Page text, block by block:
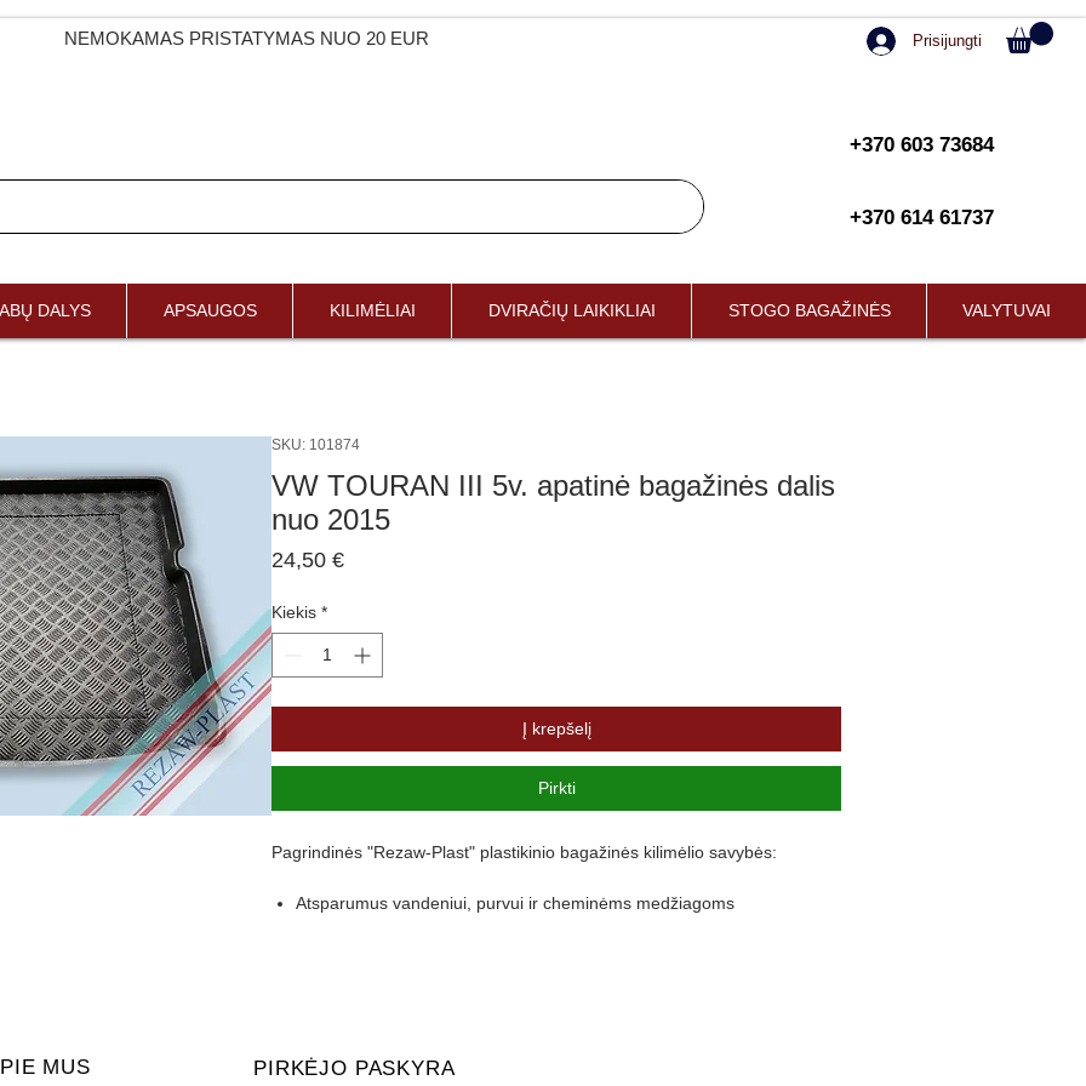
NEMOKAMAS PRISTATYMAS NUO 20 EUR Prisijungti
+370 603 73684
+370 614 61737
DALYS APSAUGOS KILIMĖLIAI DVIRAČIŲ LAIKIKLIAI STOGO BAGAŽINĖS VALYTUVAI
SKU: 101874
VW TOURAN III 5v. apatinė bagažinės dalis
nuo 2015
24,50 €Price
Kiekis *
Į krepšelį
Pirkti
Pagrindinės "Rezaw-Plast" plastikinio bagažinės kilimėlio savybės:
Atsparumus vandeniui, purvui ir cheminėms medžiagoms
MUS PIRKĖJO PASKYRA